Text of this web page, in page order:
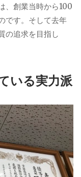
、創業当時から100
です。そして去年
の追求を目指し
いる実力派